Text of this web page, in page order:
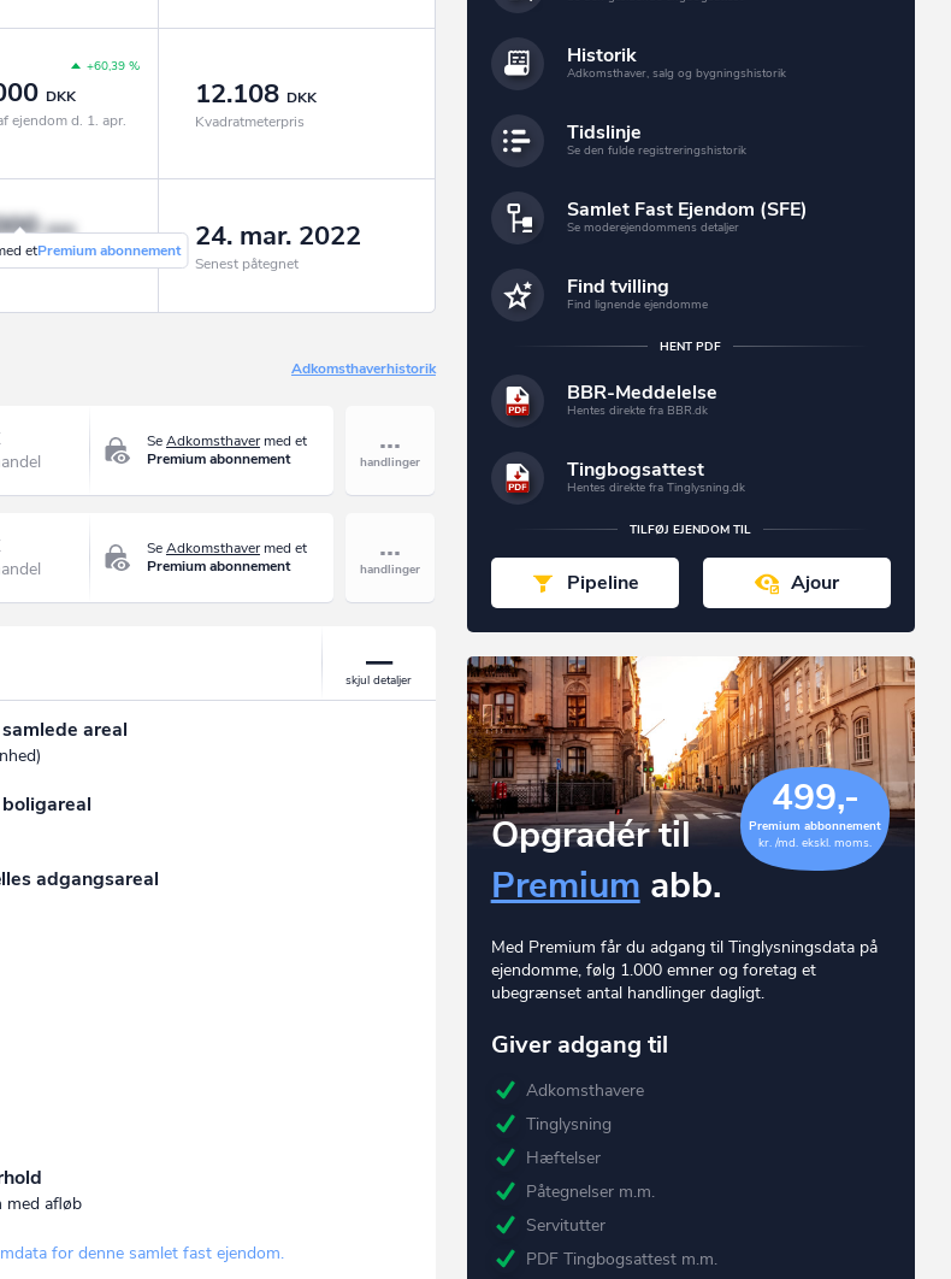
+60,39 %
DKK
ejendom d. 1. apr.
12.108 DKK
Kvadratmeterpris
DKK
etPremium abonnement
og
24. mar. 2022
Senest påtegnet
Adkomsthaverhistorik
SeAdkomsthavermed et
Premium abonnement
SeAdkomsthavermed et
Premium abonnement
areal
adgangsareal
med afløb
for denne samlet fast ejendom.
Historik
Adkomsthaver, salg og bygningshistorik
Tidslinje
Se den fulde registreringshistorik
Samlet Fast Ejendom (SFE)
Se moderejendommens detaljer
Find tvilling
Find lignende ejendomme
HENT PDF
BBR-Meddelelse
Hentes direkte fra BBR.dk
Tingbogsattest
Hentes direkte fra Tinglysning.dk
TILFØJ EJENDOM TIL
Pipeline Ajour
499,-
Premium abbonnement
kr. /md. ekskl. moms.
Opgradér til
Premium abb.
Med Premium får du adgang til Tinglysningsdata på
ejendomme, følg 1.000 emner og foretag et
ubegrænset antal handlinger dagligt.
Giver adgang til
Adkomsthavere
Tinglysning
Hæftelser
Påtegnelser m.m.
Servitutter
PDF Tingbogsattest m.m.